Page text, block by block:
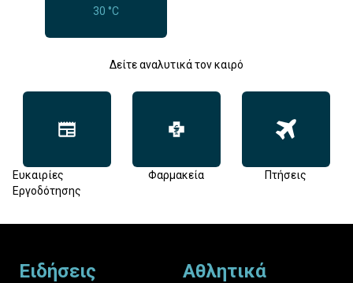
30 °C
Δείτε αναλυτικά τον καιρό
Ευκαιρίες
Εργοδότησης
Φαρμακεία Πτήσεις
Ειδήσεις Αθλητικά